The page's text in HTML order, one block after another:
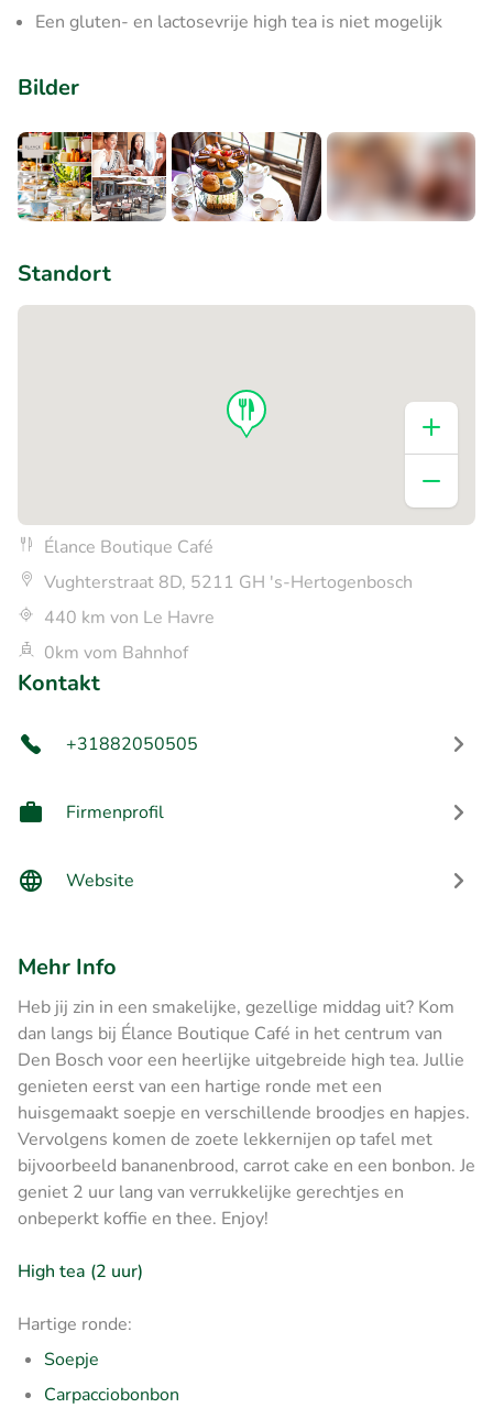
Een gluten- en lactosevrije high tea is niet mogelijk
Bilder
Standort
Élance Boutique Café
Vughterstraat 8D, 5211 GH 's-Hertogenbosch
440 km von Le Havre
0km vom Bahnhof
Kontakt
+31882050505
Firmenprofil
Website
Mehr Info
Heb jij zin in een smakelijke, gezellige middag uit? Kom
dan langs bij Élance Boutique Café in het centrum van
Den Bosch voor een heerlijke uitgebreide high tea. Jullie
genieten eerst van een hartige ronde met een
huisgemaakt soepje en verschillende broodjes en hapjes.
Vervolgens komen de zoete lekkernijen op tafel met
bijvoorbeeld bananenbrood, carrot cake en een bonbon. Je
geniet 2 uur lang van verrukkelijke gerechtjes en
onbeperkt koffie en thee. Enjoy!
High tea (2 uur)
Hartige ronde:
Soepje
Carpacciobonbon